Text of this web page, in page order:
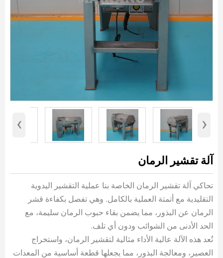
‹ ›
آلة تقشير الرمان
تحاكي آلة تقشير الرمان الخاصة بنا عملية التقشير اليدوية
التقليدية مع أتمتة العملية بالكامل. وهي تفصل بكفاءة قشر
الرمان عن البذور، مما يضمن بقاء حبوب الرمان سليمة، مع
الحد الأدنى من الشوائب ودون أي تلف.
تُعد هذه الآلة عالية الأداء مثالية لتقشير الرمان، واستخراج
العصير، ومعالجة البذور، مما يجعلها قطعة أساسية من المعدات